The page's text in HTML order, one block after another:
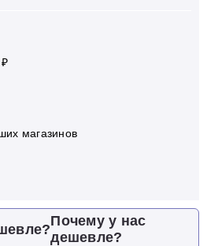
магазинов
Почему у нас
дешевле?